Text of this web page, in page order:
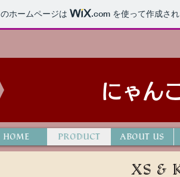
ホームページは .com を使って作成さ
にゃん
HOME PRODUCT ABOUT US
XS &